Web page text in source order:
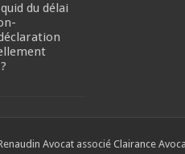
du délai
Avocat associé Clairance